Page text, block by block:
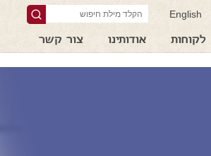
English
לקוחות אודותינו צור קשר